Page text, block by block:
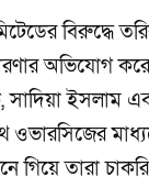
বিরুদ্ধে
অভিযোগ
ইসলাম
গিয়ে তারা